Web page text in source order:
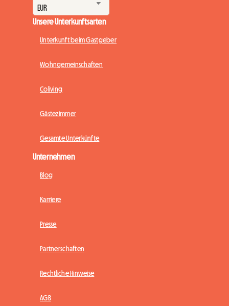
Unsere Unterkunftsarten
Unterkunft beim Gastgeber
Wohngemeinschaften
Coliving
Gästezimmer
Gesamte Unterkünfte
Unternehmen
Blog
Karriere
Presse
Partnerschaften
Rechtliche Hinweise
AGB